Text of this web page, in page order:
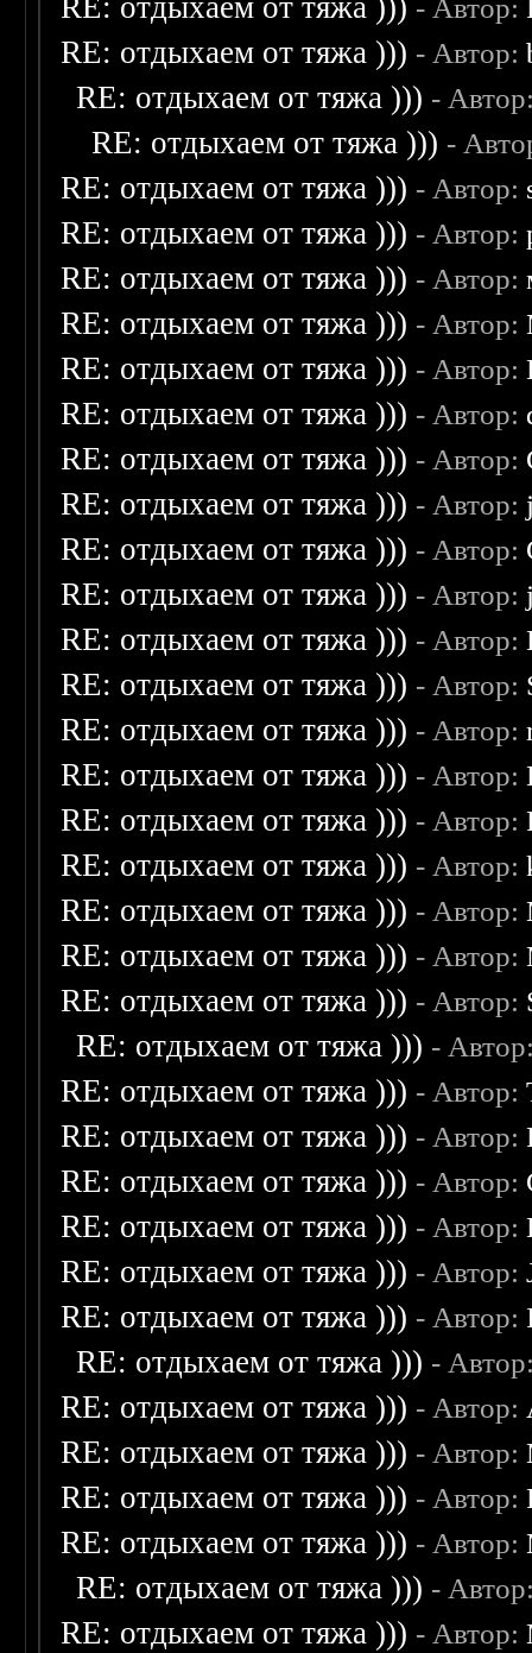
RE: отдыхаем от тяжа ))) - Автор:
RE: отдыхаем от тяжа ))) - Автор:
RE: отдыхаем от тяжа ))) -
RE: отдыхаем от тяжа ))) -
RE: отдыхаем от тяжа ))) - Автор:
RE: отдыхаем от тяжа ))) - Автор:
RE: отдыхаем от тяжа ))) - Автор:
RE: отдыхаем от тяжа ))) - Автор:
RE: отдыхаем от тяжа ))) - Автор:
RE: отдыхаем от тяжа ))) - Автор:
RE: отдыхаем от тяжа ))) - Автор:
RE: отдыхаем от тяжа ))) - Автор:
RE: отдыхаем от тяжа ))) - Автор:
RE: отдыхаем от тяжа ))) - Автор:
RE: отдыхаем от тяжа ))) - Автор:
RE: отдыхаем от тяжа ))) - Автор:
RE: отдыхаем от тяжа ))) - Автор:
RE: отдыхаем от тяжа ))) - Автор:
RE: отдыхаем от тяжа ))) - Автор:
RE: отдыхаем от тяжа ))) - Автор:
RE: отдыхаем от тяжа ))) - Автор:
RE: отдыхаем от тяжа ))) - Автор:
RE: отдыхаем от тяжа ))) - Автор:
RE: отдыхаем от тяжа ))) -
RE: отдыхаем от тяжа ))) - Автор:
RE: отдыхаем от тяжа ))) - Автор:
RE: отдыхаем от тяжа ))) - Автор:
RE: отдыхаем от тяжа ))) - Автор:
RE: отдыхаем от тяжа ))) - Автор:
RE: отдыхаем от тяжа ))) - Автор:
RE: отдыхаем от тяжа ))) -
RE: отдыхаем от тяжа ))) - Автор:
RE: отдыхаем от тяжа ))) - Автор:
RE: отдыхаем от тяжа ))) - Автор:
RE: отдыхаем от тяжа ))) - Автор:
RE: отдыхаем от тяжа ))) -
RE: отдыхаем от тяжа ))) - Автор: